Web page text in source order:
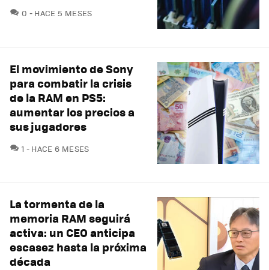
0 COMENTARIOS
HACE 5 MESES
El movimiento de Sony
para combatir la crisis
de la RAM en PS5:
aumentar los precios a
sus jugadores
1 COMENTARIOS
HACE 6 MESES
La tormenta de la
memoria RAM seguirá
activa: un CEO anticipa
escasez hasta la próxima
década